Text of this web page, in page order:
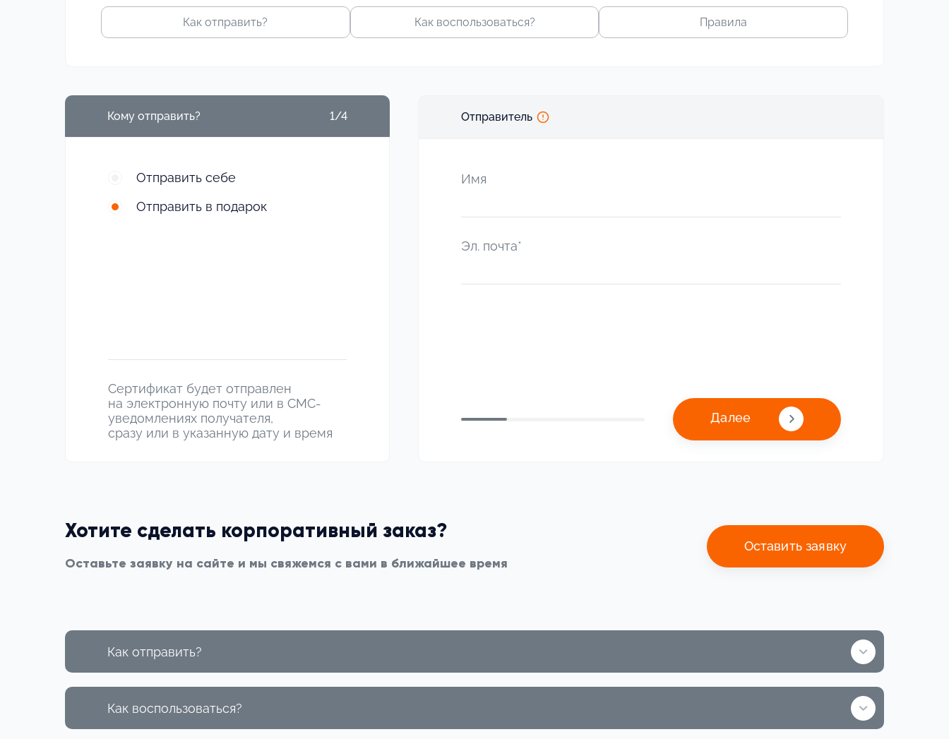
Как отправить? Как воспользоваться? Правила
Кому отправить? 1/4
Отправить себе
Отправить в подарок
Сертификат будет отправлен
на электронную почту или в СМС-
уведомлениях получателя,
сразу или в указанную дату и время
Отправитель
Имя
Эл. почта*
Далее
Хотите сделать корпоративный заказ?
Оставьте заявку на сайте и мы свяжемся с вами в ближайшее время
Оставить заявку
Как отправить?
Как воспользоваться?